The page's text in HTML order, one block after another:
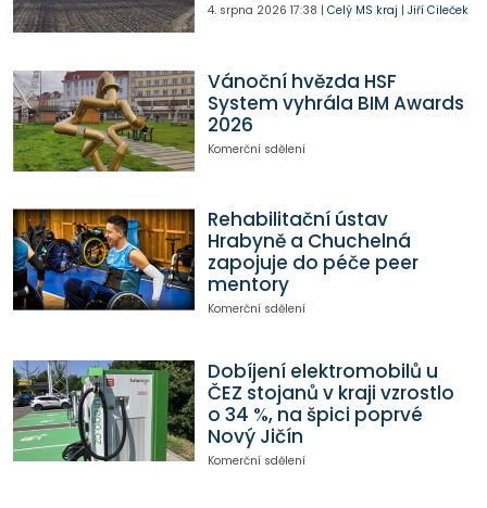
4. srpna 2026 17:38 | Celý MS kraj | Jiří Cileček
Vánoční hvězda HSF
System vyhrála BIM Awards
2026
Komerční sdělení
Rehabilitační ústav
Hrabyně a Chuchelná
zapojuje do péče peer
mentory
Komerční sdělení
Dobíjení elektromobilů u
ČEZ stojanů v kraji vzrostlo
o 34 %, na špici poprvé
Nový Jičín
Komerční sdělení